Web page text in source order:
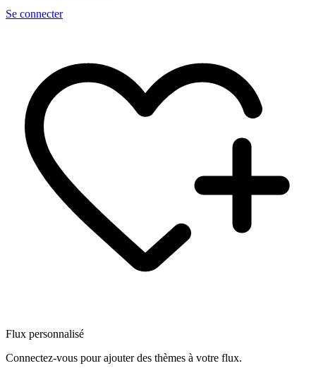
Se connecter
Flux personnalisé
Connectez-vous pour ajouter des thèmes à votre flux.